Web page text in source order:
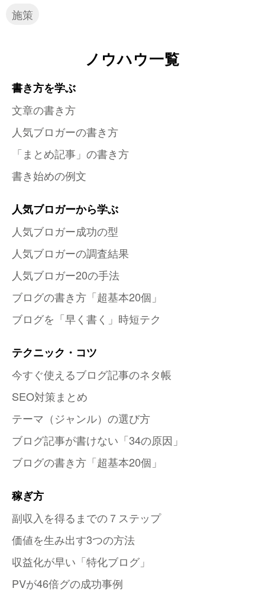
施策
ノウハウ一覧
書き方を学ぶ
文章の書き方
人気ブロガーの書き方
「まとめ記事」の書き方
書き始めの例文
人気ブロガーから学ぶ
人気ブロガー成功の型
人気ブロガーの調査結果
人気ブロガー20の手法
ブログの書き方「超基本20個」
ブログを「早く書く」時短テク
テクニック・コツ
今すぐ使えるブログ記事のネタ帳
SEO対策まとめ
テーマ（ジャンル）の選び方
ブログ記事が書けない「34の原因」
ブログの書き方「超基本20個」
稼ぎ方
副収入を得るまでの７ステップ
価値を生み出す3つの方法
収益化が早い「特化ブログ」
PVが46倍グの成功事例